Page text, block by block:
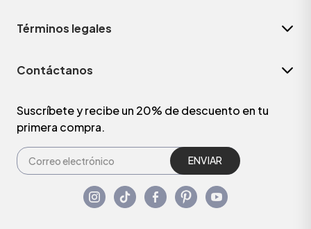
Términos legales
Contáctanos
Suscríbete y recibe un 20% de descuento en tu
primera compra.
ENVIAR